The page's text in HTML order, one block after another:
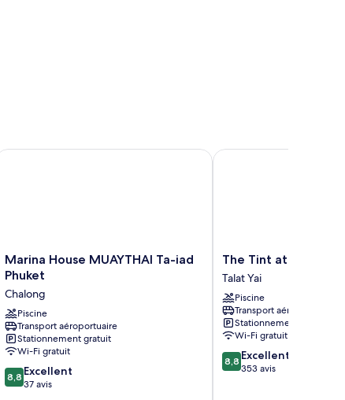
Marina
House
Ta-
iad
Phuket
Chalong
Marina House MUAYTHAI Ta-iad
Phuket
Chalong
Piscine
Transport aéroportuaire
Stationnement gratuit
Wi-Fi gratuit
8.8
sur
8,8 Excellent
37 avis
House MUAYTHAI Ta-iad Phuket
The
Tint
at
Phuket
town
Talat
Yai
The Tint at Phuket
Talat Yai
Piscine
Transport aéroportuaire
Stationnement gratuit
Wi-Fi gratuit
8.8
sur
8,8 Excellent
353 avis
The Tint at Phuket